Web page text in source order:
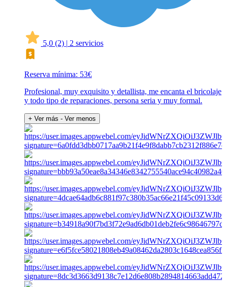
5,0 (2) | 2 servicios
Reserva mínima: 53€
Profesional, muy exquisito y detallista, me encanta el bricolaje
y todo tipo de reparaciones, persona seria y muy formal.
+ Ver más - Ver menos